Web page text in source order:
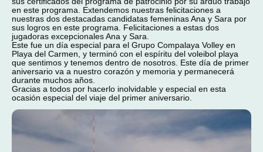
en este programa. Extendemos nuestras felicitaciones a
nuestras dos destacadas candidatas femeninas Ana y Sara por
sus logros en este programa. Felicitaciones a estas dos
jugadoras excepcionales Ana y Sara.
Este fue un día especial para el Grupo Compalaya Volley en
Playa del Carmen, y terminó con el espíritu del voleibol playa
que sentimos y tenemos dentro de nosotros. Este día de primer
aniversario va a nuestro corazón y memoria y permanecerá
durante muchos años.
Gracias a todos por hacerlo inolvidable y especial en esta
ocasión especial del viaje del primer aniversario.